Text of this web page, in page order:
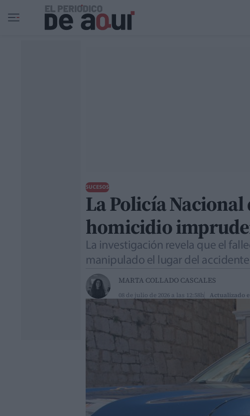
Ir al contenido principal
SUCESOS
La Policía
homicidio
La investigación revela que el
manipulado el lugar del
MARTA COLLADO CASCALES
08 de julio de 2026 a las 12:58h Actualizado